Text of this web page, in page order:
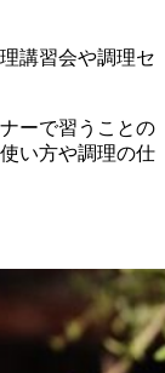
講習会や調理セ
ーで習うことの
い方や調理の仕